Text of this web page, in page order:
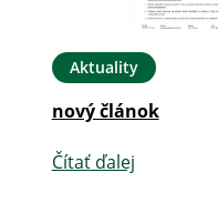
Aktuality
nový článok
Čítať ďalej